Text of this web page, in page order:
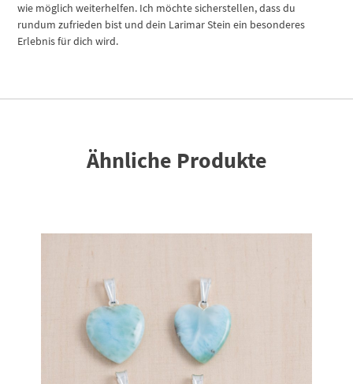
wie möglich weiterhelfen. Ich möchte sicherstellen, dass du
rundum zufrieden bist und dein Larimar Stein ein besonderes
Erlebnis für dich wird.
Ähnliche Produkte